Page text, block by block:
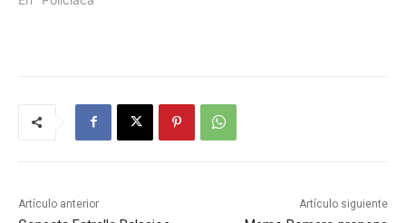
Artículo anterior Artículo siguiente